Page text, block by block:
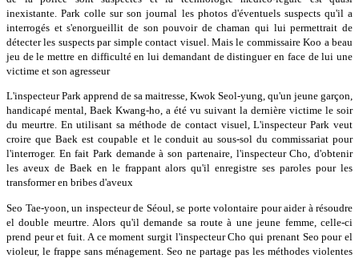
inexistante. Park colle sur son journal les photos d'éventuels suspects qu'il a
interrogés et s'enorgueillit de son pouvoir de chaman qui lui permettrait de
détecter les suspects par simple contact visuel. Mais le commissaire Koo a beau
jeu de le mettre en difficulté en lui demandant de distinguer en face de lui une
victime et son agresseur
L'inspecteur Park apprend de sa maitresse, Kwok Seol-yung, qu'un jeune garçon,
handicapé mental, Baek Kwang-ho, a été vu suivant la dernière victime le soir
du meurtre. En utilisant sa méthode de contact visuel, L'inspecteur Park veut
croire que Baek est coupable et le conduit au sous-sol du commissariat pour
l'interroger. En fait Park demande à son partenaire, l'inspecteur Cho, d'obtenir
les aveux de Baek en le frappant alors qu'il enregistre ses paroles pour les
transformer en bribes d'aveux
Seo Tae-yoon, un inspecteur de Séoul, se porte volontaire pour aider à résoudre
el double meurtre. Alors qu'il demande sa route à une jeune femme, celle-ci
prend peur et fuit. A ce moment surgit l'inspecteur Cho qui prenant Seo pour el
violeur, le frappe sans ménagement. Seo ne partage pas les méthodes violentes